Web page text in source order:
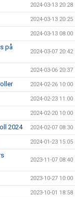
2024-03-13 20:28
2024-03-13 20:25
2024-03-13 08:00
på
2024-03-07 20:42
2024-03-06 20:37
2024-02-26 10:00
2024-02-23 11:00
2024-02-20 10:00
2024 2024-02-07 08:30
2024-01-23 15:05
2023-11-07 08:40
2023-10-27 10:00
2023-10-01 18:58